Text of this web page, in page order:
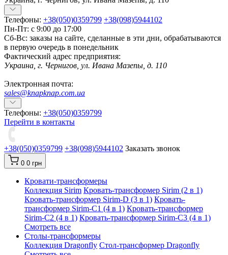
Телефоны: +38(050)0359799 +38(098)5944102
Пн-Пт: с 9:00 до 17:00
Сб-Вс: заказы на сайте, сделанные в эти дни, обрабатываются
в первую очередь в понедельник
Фактический адрес предприятия:
Украина, г. Чернигов, ул. Ивана Мазепы, д. 110
Электронная почта:
sales@knapknap.com.ua
Телефоны: +38(050)0359799
Перейти в контакты
+38(050)0359799 +38(098)5944102 Заказать звонок
0 0 грн
Кровати-трансформеры
Коллекция Sirim Кровать-трансформер Sirim (2 в 1)
Кровать-трансформер Sirim-D (3 в 1) Кровать-
трансформер Sirim-C1 (4 в 1) Кровать-трансформер
Sirim-C2 (4 в 1) Кровать-трансформер Sirim-C3 (4 в 1)
Смотреть все
Cтолы-трансформеры
Коллекция Dragonfly Стол-трансформер Dragonfly